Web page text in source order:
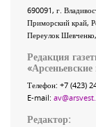
690091, г.
Приморский край,
Переулок Шевченко
Редакция
«Арсеньевские
Телефон: +7 (423)
E-mail:
Редактор: